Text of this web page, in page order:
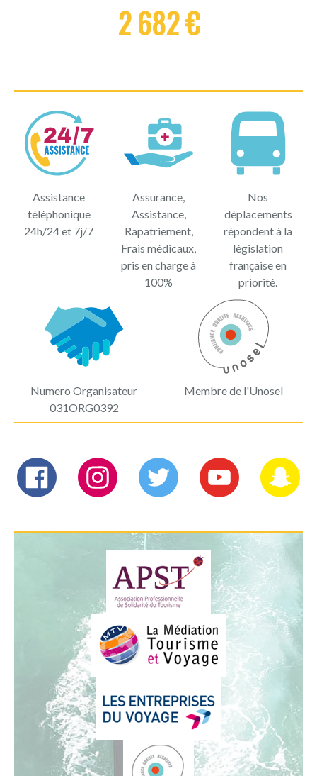
2 682 €
Assistance
téléphonique
24h/24 et 7j/7
Assurance,
Assistance,
Rapatriement,
Frais médicaux,
pris en charge à
100%
Nos
déplacements
répondent à la
législation
française en
priorité.
Numero Organisateur
031ORG0392
Membre de l'Unosel